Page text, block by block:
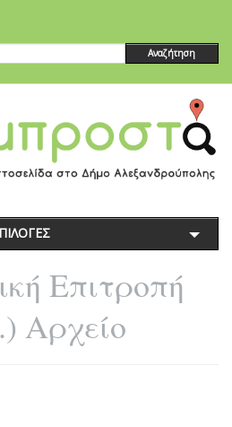
Αναζήτηση
Επιτροπή
Αρχείο